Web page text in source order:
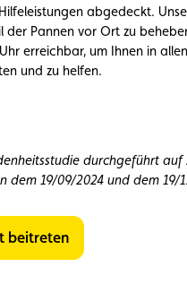
abgedeckt.
der Pannen vor Ort zu
erreichbar, um Ihnen in
und zu helfen.
durchgeführt auf
dem 19/09/2024 und dem 19/
beitreten